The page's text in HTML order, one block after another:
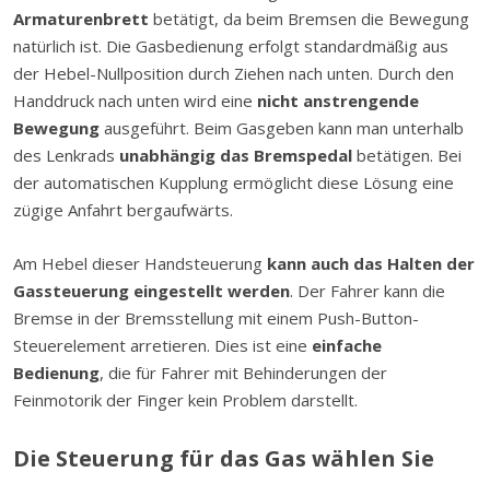
Armaturenbrett betätigt, da beim Bremsen die Bewegung
natürlich ist. Die Gasbedienung erfolgt standardmäßig aus
der Hebel-Nullposition durch Ziehen nach unten. Durch den
Handdruck nach unten wird eine nicht anstrengende
Bewegung ausgeführt. Beim Gasgeben kann man unterhalb
des Lenkrads unabhängig das Bremspedal betätigen. Bei
der automatischen Kupplung ermöglicht diese Lösung eine
zügige Anfahrt bergaufwärts.
Am Hebel dieser Handsteuerung kann auch das Halten der
Gassteuerung eingestellt werden. Der Fahrer kann die
Bremse in der Bremsstellung mit einem Push-Button-
Steuerelement arretieren. Dies ist eine einfache
Bedienung, die für Fahrer mit Behinderungen der
Feinmotorik der Finger kein Problem darstellt.
Die Steuerung für das Gas wählen Sie